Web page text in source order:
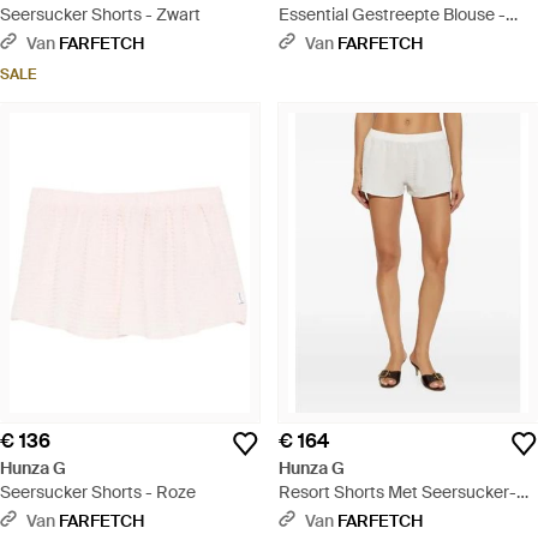
Seersucker Shorts - Zwart
Van FARFETCH
SALE
Essential Gestreepte Blouse -
Blauw
Van FARFETCH
€ 136
Hunza G
Seersucker Shorts - Roze
Van FARFETCH
€ 164
Hunza G
Resort Shorts Met Seersucker-
Effect - Wit
Van FARFETCH